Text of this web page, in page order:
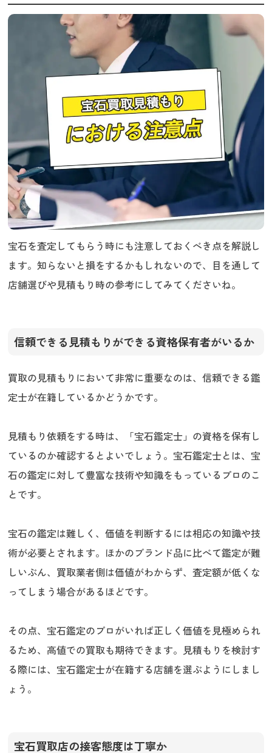
宝石を査定してもらう時にも注意しておくべき点を解説し
ます。知らないと損をするかもしれないので、目を通して
店舗選びや見積もり時の参考にしてみてくださいね。
信頼できる見積もりができる資格保有者がいるか
買取の見積もりにおいて非常に重要なのは、信頼できる鑑
定士が在籍しているかどうかです。
見積もり依頼をする時は、「宝石鑑定士」の資格を保有し
ているのか確認するとよいでしょう。宝石鑑定士とは、宝
石の鑑定に対して豊富な技術や知識をもっているプロのこ
とです。
宝石の鑑定は難しく、価値を判断するには相応の知識や技
術が必要とされます。ほかのブランド品に比べて鑑定が難
しいぶん、買取業者側は価値がわからず、査定額が低くな
ってしまう場合があるほどです。
その点、宝石鑑定のプロがいれば正しく価値を見極められ
るため、高値での買取も期待できます。見積もりを検討す
る際には、宝石鑑定士が在籍する店舗を選ぶようにしまし
ょう。
宝石買取店の接客態度は丁寧か